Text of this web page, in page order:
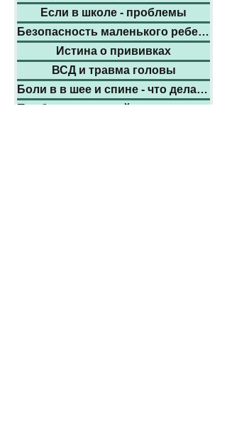
Если в школе - проблемы
Безопасность маленького ребенка
Истина о прививках
ВСД и травма головы
Боли в в шее и спине - что делать!
Проблемы нервной системы взрослых